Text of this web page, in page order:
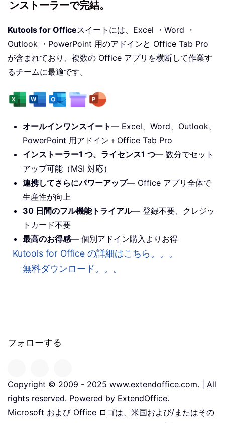
ンストーラーで完結。
Kutools for Officeスイートには、Excel ・Word ・
Outlook ・PowerPoint 用のアドインと Office Tab Pro
が含まれており、複数の Office アプリを横断して作業す
るチームに最適です。
オールインワンスイート— Excel、Word、Outlook、
PowerPoint 用アドイン＋Office Tab Pro
インストーラー1 つ、ライセンス1 つ— 数分でセット
アップ可能（MSI 対応）
連携してさらにパワーアップ— Office アプリ全体で
生産性が向上
30 日間のフル機能トライアル— 登録不要、クレジッ
トカード不要
最高のお得感— 個別アドイン購入よりお得
Kutools for Office の詳細はこちら。。。
無料ダウンロード。。。
フォローする
Copyright © 2009 - 2025 www.extendoffice.com. | All
rights reserved. Powered by ExtendOffice.
Microsoft および Office ロゴは、米国および/またはその